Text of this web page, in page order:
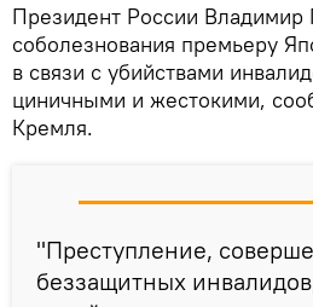
Президент России Владимир
соболезнования премьеру
в связи с убийствами
циничными и жестокими,
Кремля.
"Преступление,
беззащитных